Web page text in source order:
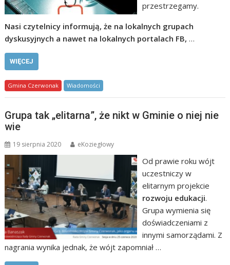
przestrzegamy.
Nasi czytelnicy informują, że na lokalnych grupach
dyskusyjnych a nawet na lokalnych portalach FB,…
WIĘCEJ
Gmina Czerwonak Wiadomości
Grupa tak „elitarna”, że nikt w Gminie o niej nie
wie
19 sierpnia 2020 eKoziegłowy
Od prawie roku wójt
uczestniczy w
elitarnym projekcie
rozwoju edukacji.
Grupa wymienia się
doświadczeniami z
innymi samorządami. Z
nagrania wynika jednak, że wójt zapomniał …